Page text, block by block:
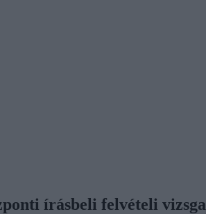
írásbeli felvételi vizsga